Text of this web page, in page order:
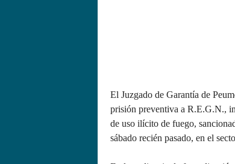
El Juzgado de Garantía de
prisión preventiva a R.E.G.N.,
de uso ilícito de fuego,
sábado recién pasado, en el